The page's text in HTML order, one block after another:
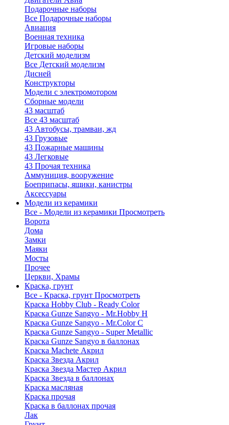
Подарочные наборы
Все Подарочные наборы
Авиация
Военная техника
Игровые наборы
Детский моделизм
Все Детский моделизм
Дисней
Конструкторы
Модели с электромотором
Сборные модели
43 масштаб
Все 43 масштаб
43 Автобусы, трамваи, жд
43 Грузовые
43 Пожарные машины
43 Легковые
43 Прочая техника
Аммуниция, вооружение
Боеприпасы, ящики, канистры
Аксессуары
Модели из керамики
Все - Модели из керамики Просмотреть
Ворота
Дома
Замки
Маяки
Мосты
Прочее
Церкви, Храмы
Краска, грунт
Все - Краска, грунт Просмотреть
Краска Hobby Club - Ready Color
Краска Gunze Sangyo - Mr.Hobby H
Краска Gunze Sangyo - Mr.Color C
Краска Gunze Sangyo - Super Metallic
Краска Gunze Sangyo в баллонах
Краска Machete Акрил
Краска Звезда Акрил
Краска Звезда Мастер Акрил
Краска Звезда в баллонах
Краска масляная
Краска прочая
Краска в баллонах прочая
Лак